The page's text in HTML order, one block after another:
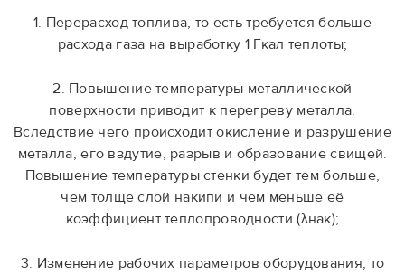
1. Перерасход топлива, то есть требуется больше
расхода газа на выработку 1 Гкал теплоты;
2. Повышение температуры металлической
поверхности приводит к перегреву металла.
Вследствие чего происходит окисление и разрушение
металла, его вздутие, разрыв и образование свищей.
Повышение температуры стенки будет тем больше,
чем толще слой накипи и чем меньше её
коэффициент теплопроводности (λнак);
3. Изменение рабочих параметров оборудования, то